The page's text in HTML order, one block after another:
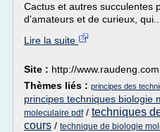
Cactus et autres succulentes
d'amateurs et de curieux, qui...
Lire la suite
Site : http://www.raudeng.com
Thèmes liés : principes des
principes techniques biologie
moleculaire pdf/ techniques
cours / technique de biologie